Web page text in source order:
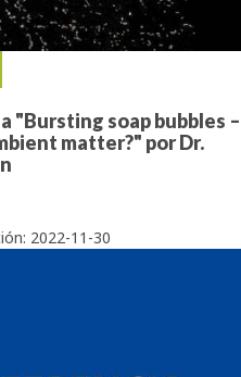
"Bursting soap bubbles –
matter?" por Dr.
2022-11-30